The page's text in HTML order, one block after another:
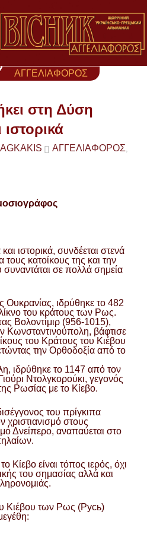
ΑΓΓΕΛΙΑΦΟΡΟΣ
στη Δύση
ΑΓΓΕΛΙΑΦΟΡΟΣ
ιστορικά, συνδέεται στενά
τους κατοίκους της και την
συναντάται σε πολλά σημεία
Ουκρανίας, ιδρύθηκε το 482
του κράτους των Ρως.
Βολοντίμιρ (956-1015),
Κωνσταντινούπολη, βάφτισε
του Κράτους του Κιέβου
την Ορθοδοξία από το
ιδρύθηκε το 1147 από τον
Ντολγκορούκι, γεγονός
Ρωσίας με το Κίεβο.
του πρίγκιπα
χριστιανισμό στους
Δνείπερο, αναπαύεται στο
Κίεβο είναι τόπος ιερός, όχι
του σημασίας αλλά και
Κιέβου των Ρως (Русь)